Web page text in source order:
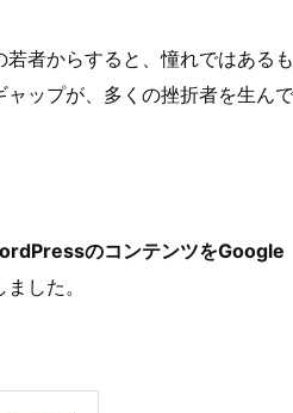
者からすると、憧れではあるも
ップが、多くの挫折者を生んで
のコンテンツをGoogle
した。